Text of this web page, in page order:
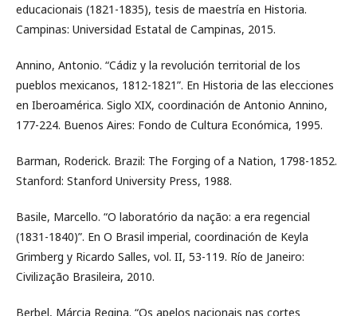
educacionais (1821-1835), tesis de maestría en Historia.
Campinas: Universidad Estatal de Campinas, 2015.
Annino, Antonio. “Cádiz y la revolución territorial de los
pueblos mexicanos, 1812-1821”. En Historia de las elecciones
en Iberoamérica. Siglo XIX, coordinación de Antonio Annino,
177-224. Buenos Aires: Fondo de Cultura Económica, 1995.
Barman, Roderick. Brazil: The Forging of a Nation, 1798-1852.
Stanford: Stanford University Press, 1988.
Basile, Marcello. “O laboratório da nação: a era regencial
(1831-1840)”. En O Brasil imperial, coordinación de Keyla
Grimberg y Ricardo Salles, vol. II, 53-119. Río de Janeiro:
Civilização Brasileira, 2010.
Berbel, Márcia Regina. “Os apelos nacionais nas cortes